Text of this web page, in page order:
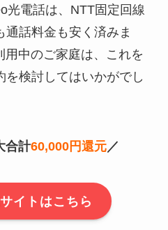
光電話は、NTT固定回線
話料金も安く済みま
中のご家庭は、これを
検討してはいかがでし
合計60,000円還元／
イトはこちら